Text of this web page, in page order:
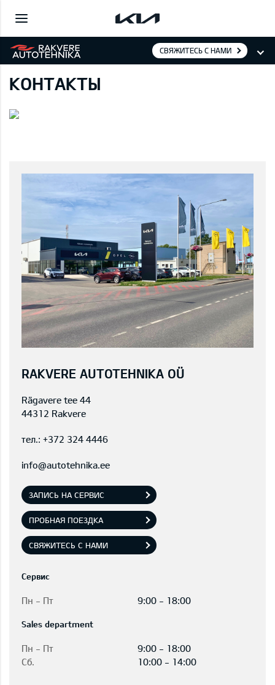
СВЯЖИТЕСЬ С НАМИ
КОНТАКТЫ
RAKVERE AUTOTEHNIKA OÜ
Rägavere tee 44
44312 Rakvere
тел.: +372 324 4446
info@autotehnika.ee
ЗАПИСЬ НА СЕРВИС
ПРОБНАЯ ПОЕЗДКА
СВЯЖИТЕСЬ С НАМИ
Сервис
Пн - Пт 9:00 - 18:00
Sales department
Пн - Пт
9:00 - 18:00
Сб.
10:00 - 14:00